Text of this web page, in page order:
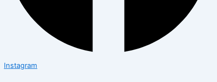
Instagram